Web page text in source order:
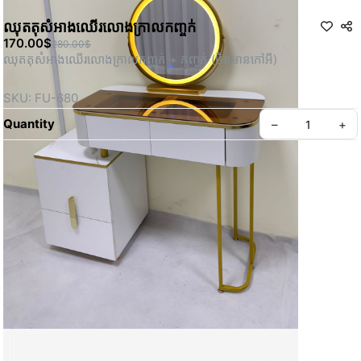
ឈុត​តុសំអាងឈើរលោងក្រាលកញ្ចក់
170.00$280.00$
ឈុត​តុសំអាងឈើរលោងក្រាលកញ្ចក់ + កញ្ចក់ (មិនមានកៅអី)
SKU: FU-680
Quantity
– +